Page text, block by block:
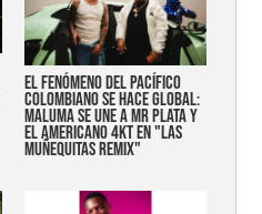
EL FENÓMENO DEL PACÍFICO
COLOMBIANO SE HACE GLOBAL:
MALUMA SE UNE A MR PLATA Y
EL AMERICANO 4KT EN "LAS
MUÑEQUITAS REMIX"